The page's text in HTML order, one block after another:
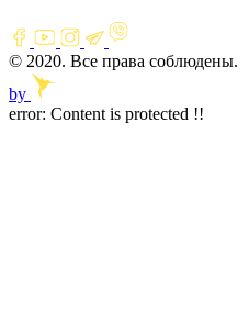
© 2020. Все права соблюдены.
by
error: Content is protected !!